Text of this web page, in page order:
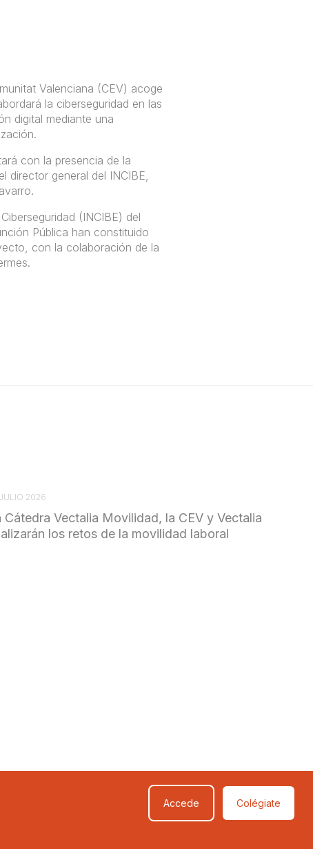
Valenciana (CEV) acoge
la ciberseguridad en las
digital mediante una
con la presencia de la
director general del INCIBE,
(INCIBE) del
Pública han constituido
con la colaboración de la
2026
Cátedra Vectalia Movilidad, la CEV y Vectalia
los retos de la movilidad laboral
Accede Colégiate